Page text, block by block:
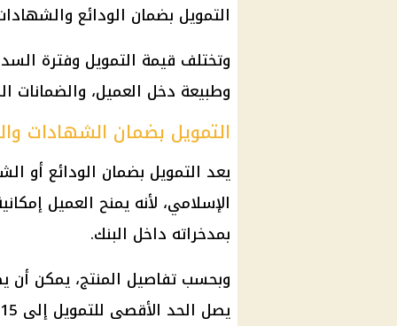
التمويل بضمان الودائع
وتختلف قيمة التمويل وفترة
وطبيعة دخل العميل، والضمانات
التمويل بضمان الشهادات
يعد التمويل بضمان الودائع أو
الإسلامي، لأنه يمنح العميل
بمدخراته داخل البنك.
يصل الحد الأقصى للتمويل إلى 15 مليون جنيه، مع مدة سداد تصل إلى 60 شهرًا.